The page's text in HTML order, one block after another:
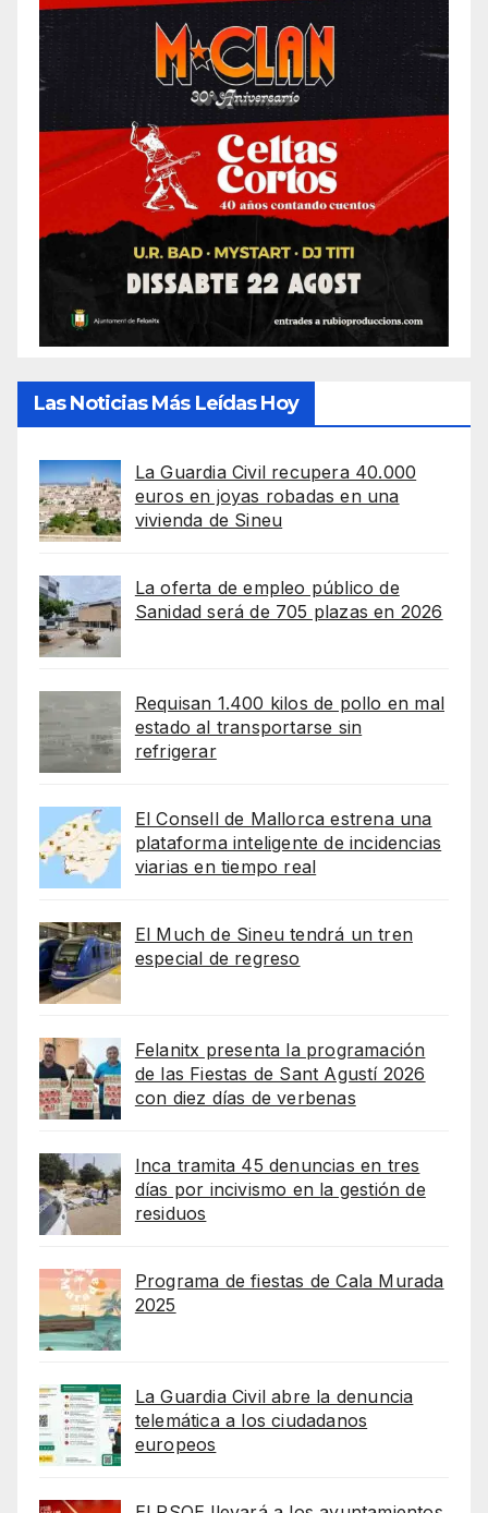
Las Noticias Más Leídas Hoy
La Guardia Civil recupera 40.000
euros en joyas robadas en una
vivienda de Sineu
La oferta de empleo público de
Sanidad será de 705 plazas en 2026
Requisan 1.400 kilos de pollo en mal
estado al transportarse sin
refrigerar
El Consell de Mallorca estrena una
plataforma inteligente de incidencias
viarias en tiempo real
El Much de Sineu tendrá un tren
especial de regreso
Felanitx presenta la programación
de las Fiestas de Sant Agustí 2026
con diez días de verbenas
Inca tramita 45 denuncias en tres
días por incivismo en la gestión de
residuos
Programa de fiestas de Cala Murada
2025
La Guardia Civil abre la denuncia
telemática a los ciudadanos
europeos